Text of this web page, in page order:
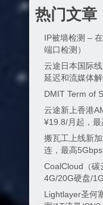
热门文章
IP被墙检测 –
端口检测）
云途日本国际
延迟和流媒体
DMIT Term of
云途新上香港
¥19.8/月起，
搬瓦工上线新
连，最高
CoalCloud（碳
4G/20G硬盘/
Lightlayer圣何